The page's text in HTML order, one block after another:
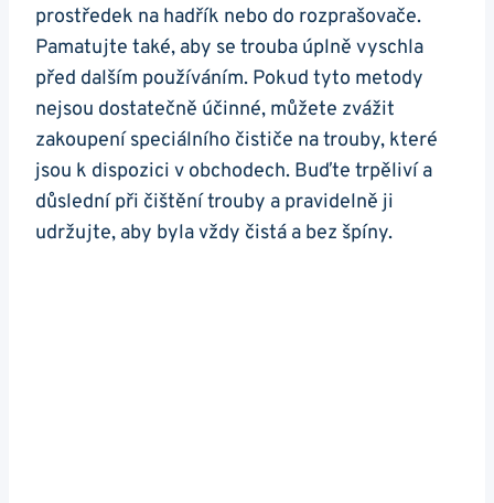
prostředek na hadřík nebo do rozprašovače.
Pamatujte také, aby se trouba úplně vyschla
před dalším ⁣používáním. Pokud tyto metody
nejsou dostatečně účinné, můžete ⁢zvážit
zakoupení speciálního čističe na trouby, které
jsou ​k dispozici v obchodech. Buďte trpěliví a⁤
důslední při čištění trouby a pravidelně ji
udržujte, aby byla vždy čistá a bez špíny.